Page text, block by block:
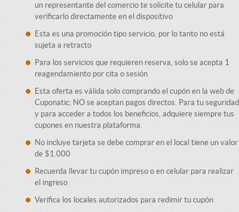
un representante del comercio te solicite tu celular para
verificarlo directamente en el dispositivo
Esta es una promoción tipo servicio, por lo tanto no está
sujeta a retracto
Para los servicios que requieren reserva, solo se acepta 1
reagendamiento por cita o sesión
Esta oferta es válida solo comprando el cupón en la web de
Cuponatic; NO se aceptan pagos directos. Para tu seguridad
y para acceder a todos los beneficios, adquiere siempre tus
cupones en nuestra plataforma.
No incluye tarjeta se debe comprar en el local tiene un valor
de $1.000
Recuerda llevar tu cupón impreso o en celular para realizar
el ingreso
Verifica los locales autorizados para redimir tu cupón